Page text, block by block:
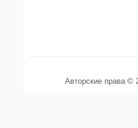
Авторские права ©